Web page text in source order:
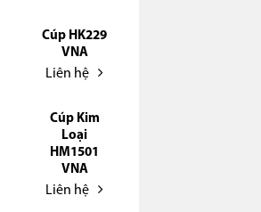
Cúp HK229
VNA
Liên hệ
Cúp Kim
Loại
HM1501
VNA
Liên hệ